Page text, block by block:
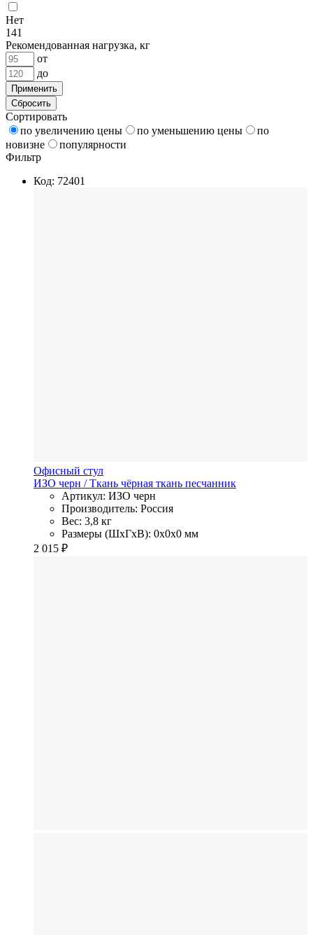
Нет
141
Рекомендованная нагрузка, кг
от
до
Применить
Сбросить
Сортировать
по увеличению цены
по уменьшению цены
по
новизне
популярности
Фильтр
Код: 72401
Офисный стул
ИЗО черн / Ткань чёрная ткань песчанник
Артикул: ИЗО черн
Производитель: Россия
Вес: 3,8 кг
Размеры (ШхГхВ): 0x0x0 мм
2 015 ₽